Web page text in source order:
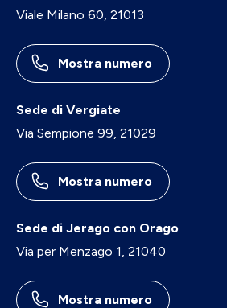
Viale Milano 60, 21013
Mostra numero
Sede di Vergiate
Via Sempione 99, 21029
Mostra numero
Sede di Jerago con Orago
Via per Menzago 1, 21040
Mostra numero